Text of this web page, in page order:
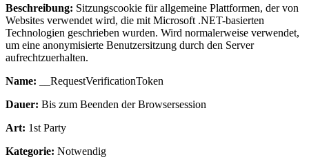
Beschreibung: Sitzungscookie für allgemeine Plattformen, der von
Websites verwendet wird, die mit Microsoft .NET-basierten
Technologien geschrieben wurden. Wird normalerweise verwendet,
um eine anonymisierte Benutzersitzung durch den Server
aufrechtzuerhalten.
Name: __RequestVerificationToken
Dauer: Bis zum Beenden der Browsersession
Art: 1st Party
Kategorie: Notwendig